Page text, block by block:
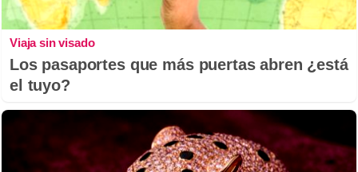
Viaja sin visado
Los pasaportes que más puertas abren ¿está
el tuyo?